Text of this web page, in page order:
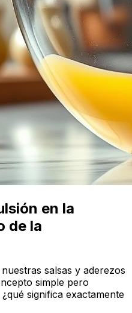
en la
de la
salsas y aderezos
simple pero
significa exactamente